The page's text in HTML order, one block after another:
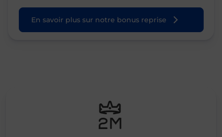
En savoir plus sur notre bonus reprise